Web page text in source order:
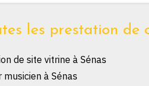
les prestation de
de site vitrine à Sénas
à Sénas